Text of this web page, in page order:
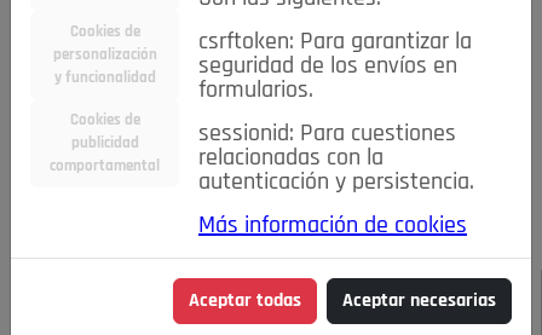
Todas las noticias..
#TePrestoMisOjos Caridad
Ciencia&Tecnología
Economía
Entretenimiento
Estilo de Vida
Internacional
Madrid Opinión IN
Pozuelo de Alarcón
Salud 🔴 En Directo
NOTICIAS
Escucha el audio de esta noticia:
Cookies de
personalización
y funcionalidad
Cookies de
publicidad
comportamental
csrftoken: Para garantizar la
seguridad de los envíos en
formularios.
sessionid: Para cuestiones
relacionadas con la
autenticación y persistencia.
Más información de cookies
Aceptar todas Aceptar necesarias